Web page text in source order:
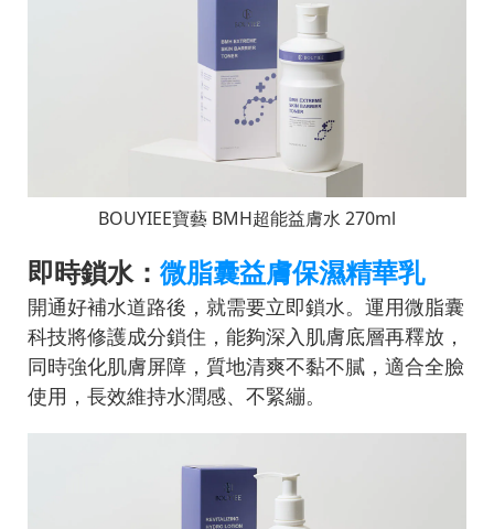
BOUYIEE寶藝 BMH超能益膚水 270ml
即時鎖水： 微脂囊益膚保濕精華乳
開通好補水道路後，就需要立即鎖水。運用微脂囊
科技將修護成分鎖住，能夠深入肌膚底層再釋放，
同時強化肌膚屏障，質地清爽不黏不膩，適合全臉
使用，長效維持水潤感、不緊繃。